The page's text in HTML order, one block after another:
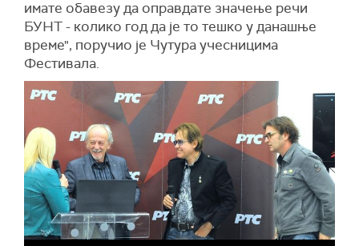
имате обавезу да оправдате значење речи
БУНТ - колико год да је то тешко у данашње
време", поручио је Чутура учесницима
Фестивала.